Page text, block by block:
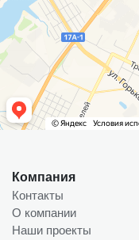
Компания
Контакты
О компании
Наши проекты